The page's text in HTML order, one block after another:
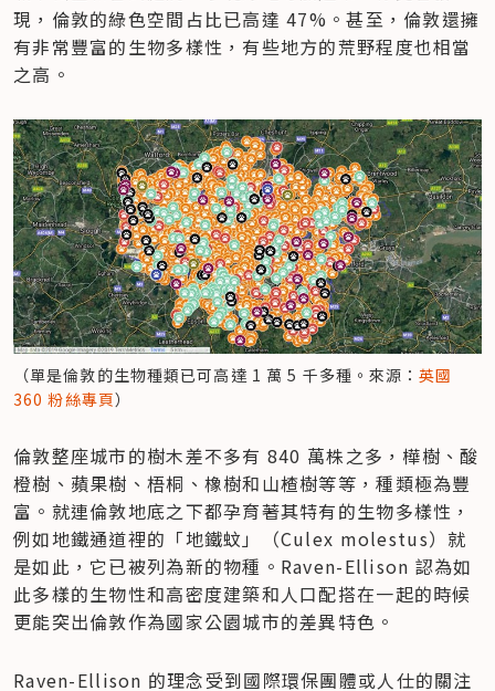
現，倫敦的綠色空間占比已高達 47%。甚至，倫敦還擁
有非常豐富的生物多樣性，有些地方的荒野程度也相當
之高。
（單是倫敦的生物種類已可高達 1 萬 5 千多種。來源：英國
360 粉絲專頁）
倫敦整座城市的樹木差不多有 840 萬株之多，樺樹、酸
橙樹、蘋果樹、梧桐、橡樹和山楂樹等等，種類極為豐
富。就連倫敦地底之下都孕育著其特有的生物多樣性，
例如地鐵通道裡的「地鐵蚊」（Culex molestus）就
是如此，它已被列為新的物種。Raven-Ellison 認為如
此多樣的生物性和高密度建築和人口配搭在一起的時候
更能突出倫敦作為國家公園城市的差異特色。
Raven-Ellison 的理念受到國際環保團體或人仕的關注